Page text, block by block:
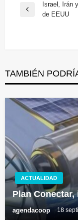
Navegación
Entrada
Israel, Irán
de EEUU
TAMBIÉN
ACTUALIDAD
Plan
agendacoop 18